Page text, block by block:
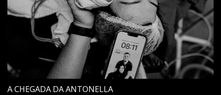
A CHEGADA DA ANTONELLA